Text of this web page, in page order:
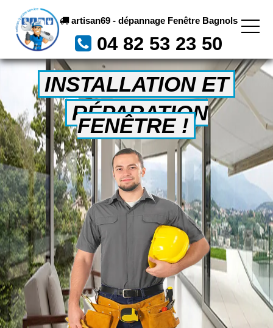
artisan69 - dépannage Fenêtre Bagnols
04 82 53 23 50
INSTALLATION ET
RÉPARATION
FENÊTRE !